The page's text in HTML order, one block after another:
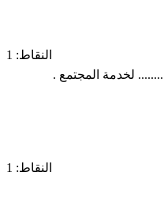
النقاط: 1
لخدمة المجتمع .
النقاط: 1